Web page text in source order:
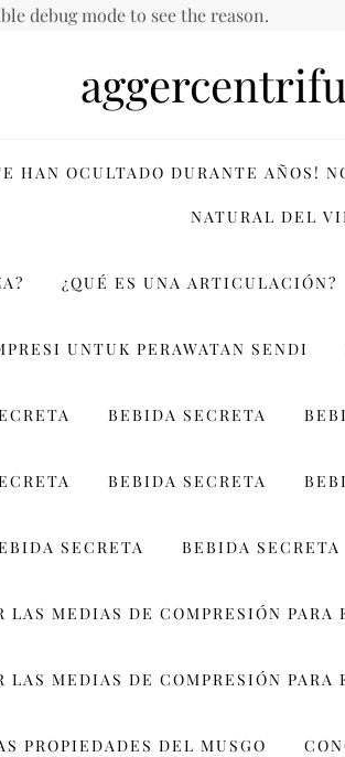
debug mode to see the reason.
HAN OCULTADO DURANTE AÑOS!
NATURAL DEL
¿QUÉ ES UNA ARTICULACIÓN?
UNTUK PERAWATAN SENDI
BEBIDA SECRETA
BEBIDA SECRETA
SECRETA BEBIDA SECRETA
LAS MEDIAS DE COMPRESIÓN
LAS MEDIAS DE COMPRESIÓN
PROPIEDADES DEL MUSGO